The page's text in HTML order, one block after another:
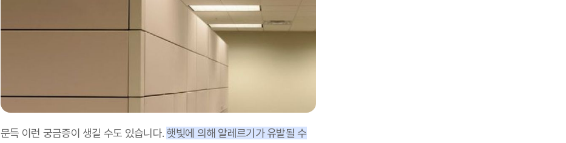
문득 이런 궁금증이 생길 수도 있습니다. 햇빛에 의해 알레르기가 유발될 수